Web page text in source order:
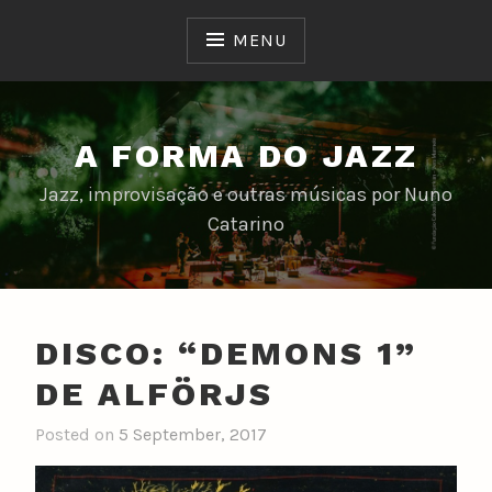
MENU
A FORMA DO JAZZ
Jazz, improvisação e outras músicas por Nuno
Catarino
DISCO: “DEMONS 1”
DE ALFÖRJS
Posted on 5 September, 2017
y